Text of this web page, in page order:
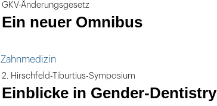
GKV-Änderungsgesetz
Ein neuer Omnibus
Zahnmedizin
2. Hirschfeld-Tiburtius-Symposium
Einblicke in Gender-Dentistry